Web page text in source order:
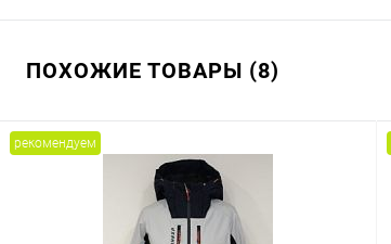
ПОХОЖИЕ ТОВАРЫ (8)
рекомендуем